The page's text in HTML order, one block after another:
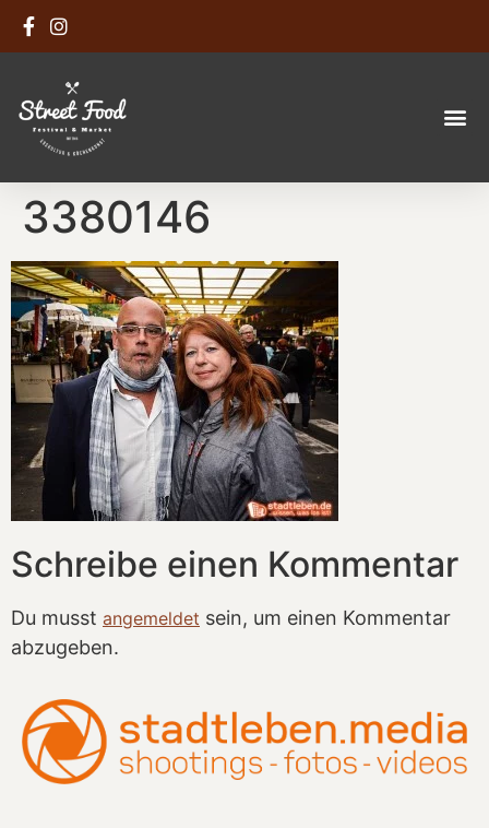
3380146
Schreibe einen Kommentar
Du musst angemeldet sein, um einen Kommentar
abzugeben.